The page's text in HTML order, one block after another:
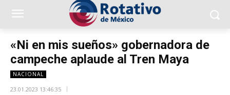
«Ni en mis sueños» gobernadora de
campeche aplaude al Tren Maya
NACIONAL
23.01.2023 13:46:35